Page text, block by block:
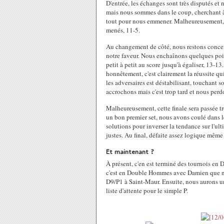
D'entrée, les échanges sont très disputés
mais nous sommes dans le coup,
tout pour nous emmener.
menés, 11-5.
Au changement de côté, nous restons
notre faveur. Nous enchaînons quelques
petit à petit au score jusqu'à égaliser, 13-
honnêtement, c'est clairement la réussite
les adversaires est déstabilisant, touchant
accrochons mais c'est trop tard et nous
Malheureusement, cette finale sera passée
un bon premier set, nous avons coulé
solutions pour inverser la tendance sur
justes. Au final, défaite assez logique
Et maintenant ?
À présent, c'en est terminé des tournois
c'est en Double Hommes avec Damien que
D9/P1 à Saint-Maur. Ensuite, nous aurons
liste d'attente pour le simple P.